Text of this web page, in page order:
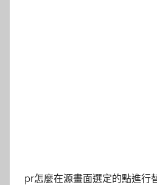
pr怎麼在源畫面選定的點進行